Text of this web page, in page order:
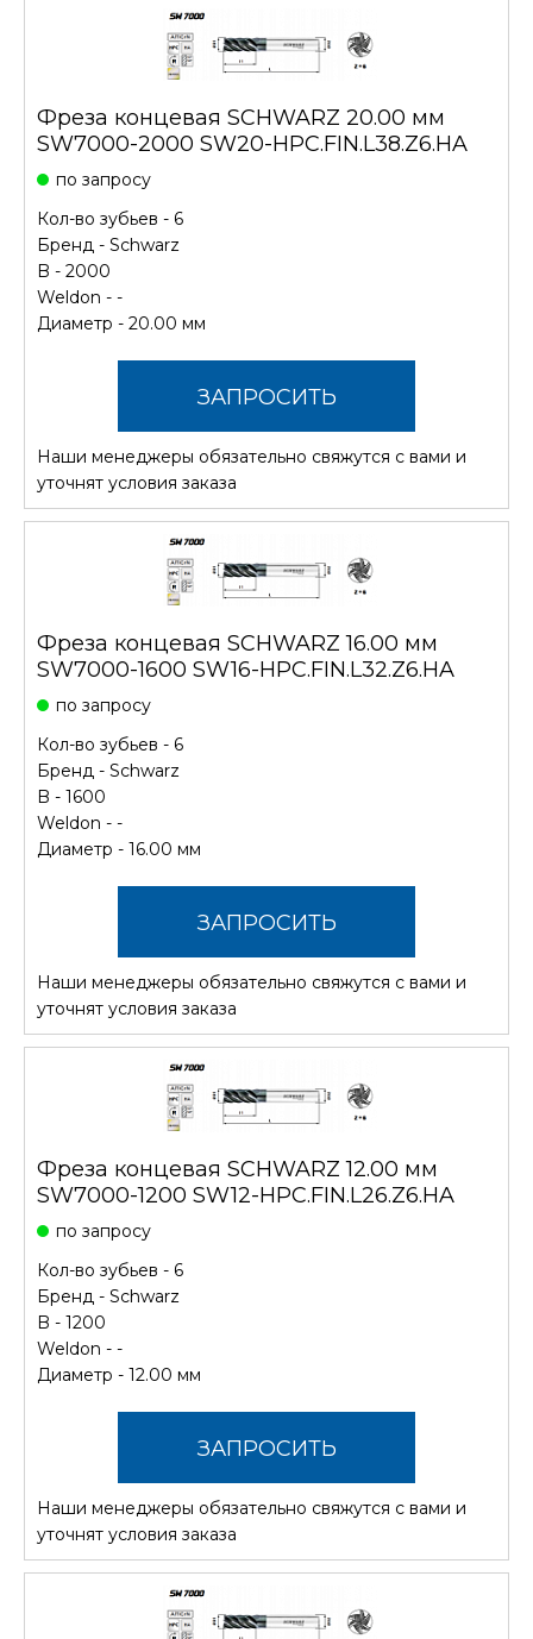
Фреза концевая SCHWARZ 20.00 мм
SW7000-2000 SW20-HPC.FIN.L38.Z6.HA
по запросу
Кол-во зубьев - 6
Бренд - Schwarz
B - 2000
Weldon - -
Диаметр - 20.00 мм
ЗАПРОСИТЬ
СТОИМОСТЬ
Наши менеджеры обязательно свяжутся с вами и
уточнят условия заказа
Фреза концевая SCHWARZ 16.00 мм
SW7000-1600 SW16-HPC.FIN.L32.Z6.HA
по запросу
Кол-во зубьев - 6
Бренд - Schwarz
B - 1600
Weldon - -
Диаметр - 16.00 мм
ЗАПРОСИТЬ
СТОИМОСТЬ
Наши менеджеры обязательно свяжутся с вами и
уточнят условия заказа
Фреза концевая SCHWARZ 12.00 мм
SW7000-1200 SW12-HPC.FIN.L26.Z6.HA
по запросу
Кол-во зубьев - 6
Бренд - Schwarz
B - 1200
Weldon - -
Диаметр - 12.00 мм
ЗАПРОСИТЬ
СТОИМОСТЬ
Наши менеджеры обязательно свяжутся с вами и
уточнят условия заказа